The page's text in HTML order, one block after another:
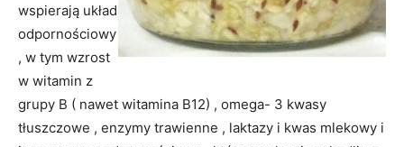
wspierają układ
odpornościowy
, w tym wzrost
w witamin z
grupy B ( nawet witamina B12) , omega- 3 kwasy
tłuszczowe , enzymy trawienne , laktazy i kwas mlekowy i